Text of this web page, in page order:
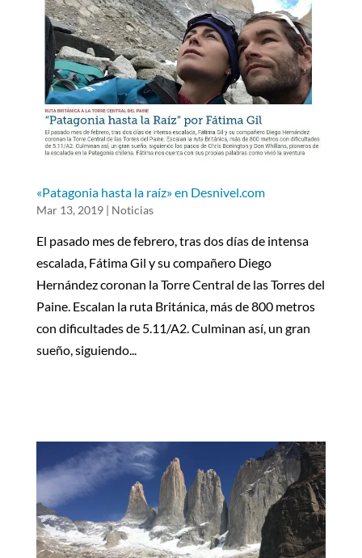
«Patagonia hasta la raíz» en Desnivel.com
Mar 13, 2019| Noticias
El pasado mes de febrero, tras dos días de intensa
escalada, Fátima Gil y su compañero Diego
Hernández coronan la Torre Central de las Torres del
Paine. Escalan la ruta Británica, más de 800 metros
con dificultades de 5.11/A2. Culminan así, un gran
sueño, siguiendo...